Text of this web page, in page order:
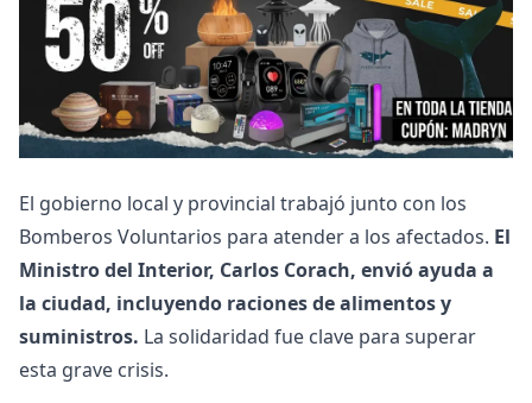
El gobierno local y provincial trabajó junto con los
Bomberos Voluntarios para atender a los afectados. El
Ministro del Interior, Carlos Corach, envió ayuda a
la ciudad, incluyendo raciones de alimentos y
suministros. La solidaridad fue clave para superar
esta grave crisis.